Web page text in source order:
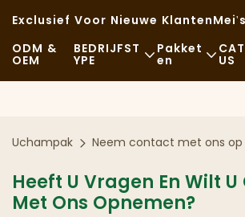
Exclusief Voor Nieuwe Klanten
ODM &
OEM
BEDRIJFST
YPE
Cafés En Koffiehuizen
Pakket
En
Technologie
US
Uchampak Neem contact met ons op
Heeft U Vragen En Wilt
Met Ons Opnemen?